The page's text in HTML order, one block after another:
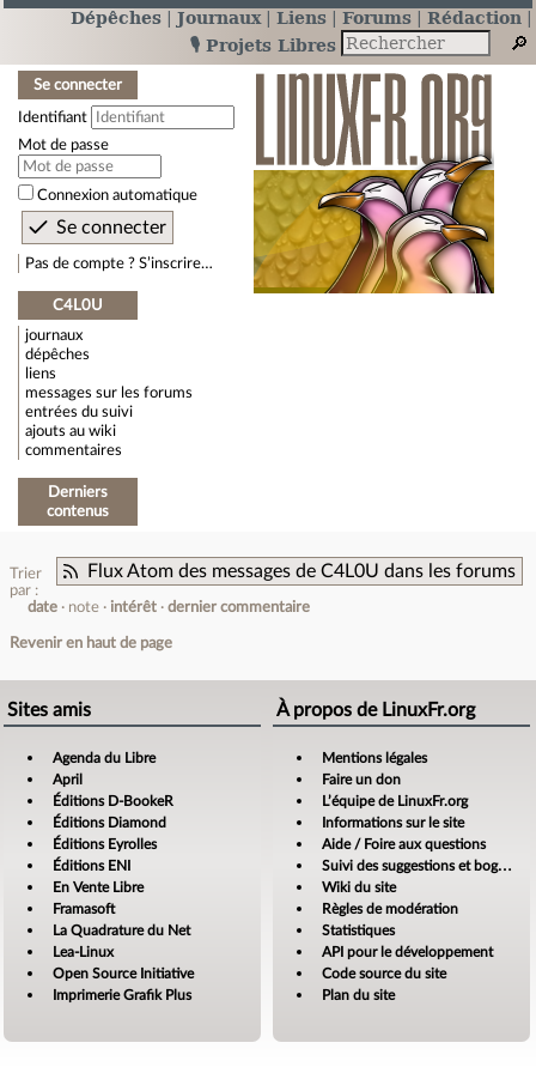
Dépêches Journaux Liens Forums
Rédaction
🎙️ Projets Libres
Se connecter
Identifiant
Mot de passe
Connexion automatique
Pas de compte ? S’inscrire…
C4L0U
journaux
dépêches
liens
messages sur les forums
entrées du suivi
ajouts au wiki
commentaires
Derniers
contenus
Flux Atom des messages de C4L0U dans les forums
Trier
par :
date
note intérêt dernier commentaire
Revenir en haut de page
Sites amis
Agenda du Libre
April
Éditions D-BookeR
Éditions Diamond
Éditions Eyrolles
Éditions ENI
En Vente Libre
Framasoft
La Quadrature du Net
Lea-Linux
Open Source Initiative
Imprimerie Grafik Plus
À propos de LinuxFr.org
Mentions légales
Faire un don
L’équipe de LinuxFr.org
Informations sur le site
Aide / Foire aux questions
Suivi des suggestions et bogues
Wiki du site
Règles de modération
Statistiques
API pour le développement
Code source du site
Plan du site